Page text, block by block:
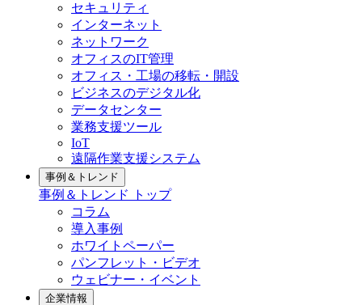
セキュリティ
インターネット
ネットワーク
オフィスのIT管理
オフィス・工場の移転・開設
ビジネスのデジタル化
データセンター
業務支援ツール
IoT
遠隔作業支援システム
事例＆トレンド
事例＆トレンド トップ
コラム
導入事例
ホワイトペーパー
パンフレット・ビデオ
ウェビナー・イベント
企業情報